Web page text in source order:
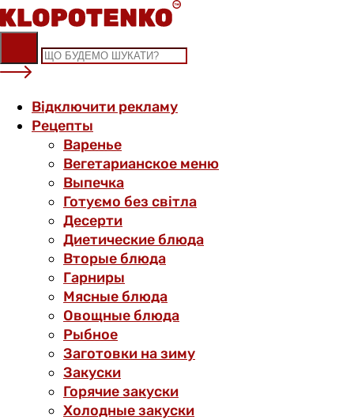
Skip
to
content
Відключити рекламу
Рецепты
Варенье
Вегетарианское меню
Выпечка
Готуємо без світла
Десерти
Диетические блюда
Вторые блюда
Гарниры
Мясные блюда
Овощные блюда
Рыбное
Заготовки на зиму
Закуски
Горячие закуски
Холодные закуски